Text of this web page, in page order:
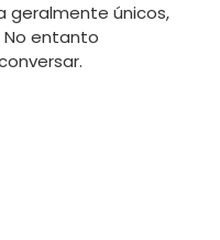
geralmente únicos,
No entanto